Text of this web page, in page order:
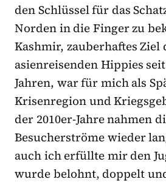
den Schlüssel für das
Norden in die Finger zu
Kashmir, zauberhaftes Ziel
asienreisenden Hippies
Jahren, war für mich als
Krisenregion und
der 2010er-Jahre nahmen
Besucherströme wieder
auch ich erfüllte mir den
wurde belohnt, doppelt